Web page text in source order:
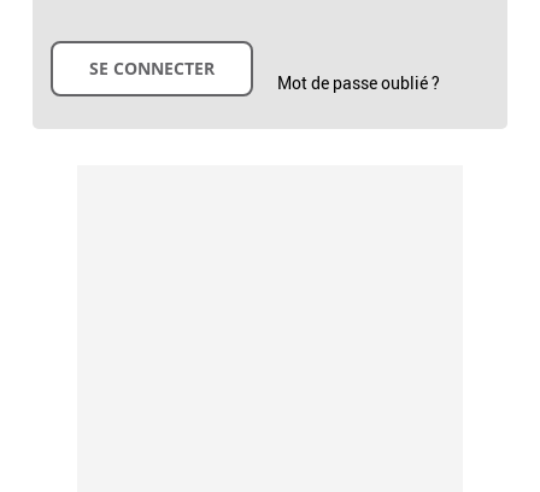
Mot de passe oublié ?